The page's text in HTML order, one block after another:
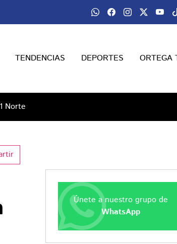
TENDENCIAS DEPORTES ORTEGA
Norte
Únete a nuestro grupo de
WhatsApp